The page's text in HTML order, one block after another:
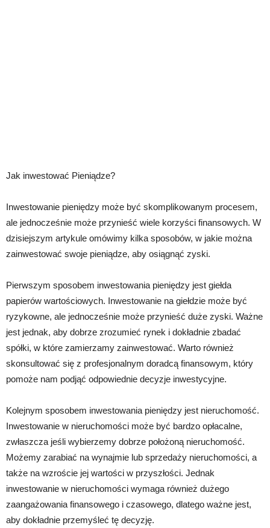
Jak inwestować Pieniądze?
Inwestowanie pieniędzy może być skomplikowanym procesem,
ale jednocześnie może przynieść wiele korzyści finansowych. W
dzisiejszym artykule omówimy kilka sposobów, w jakie można
zainwestować swoje pieniądze, aby osiągnąć zyski.
Pierwszym sposobem inwestowania pieniędzy jest giełda
papierów wartościowych. Inwestowanie na giełdzie może być
ryzykowne, ale jednocześnie może przynieść duże zyski. Ważne
jest jednak, aby dobrze zrozumieć rynek i dokładnie zbadać
spółki, w które zamierzamy zainwestować. Warto również
skonsultować się z profesjonalnym doradcą finansowym, który
pomoże nam podjąć odpowiednie decyzje inwestycyjne.
Kolejnym sposobem inwestowania pieniędzy jest nieruchomość.
Inwestowanie w nieruchomości może być bardzo opłacalne,
zwłaszcza jeśli wybierzemy dobrze położoną nieruchomość.
Możemy zarabiać na wynajmie lub sprzedaży nieruchomości, a
także na wzroście jej wartości w przyszłości. Jednak
inwestowanie w nieruchomości wymaga również dużego
zaangażowania finansowego i czasowego, dlatego ważne jest,
aby dokładnie przemyśleć tę decyzję.